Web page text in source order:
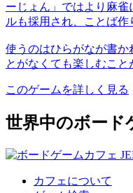
ーじょん」ではより麻
ルも採用され、ことば作
使うのはひらがなが書か
とがなくても楽しむこと
このゲームを詳しく見る
世界中のボード
カフェについて